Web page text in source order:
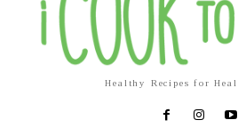
Healthy Recipes for